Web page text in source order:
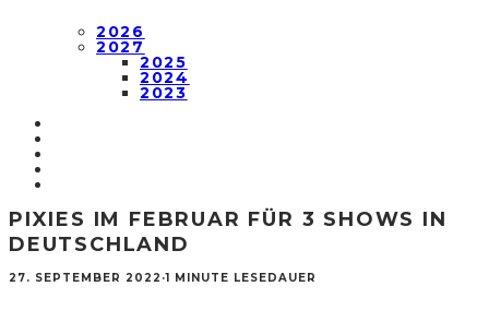
2026
2027
2025
2024
2023
PIXIES IM FEBRUAR FÜR 3 SHOWS IN
DEUTSCHLAND
27. SEPTEMBER 2022 ·1 MINUTE LESEDAUER